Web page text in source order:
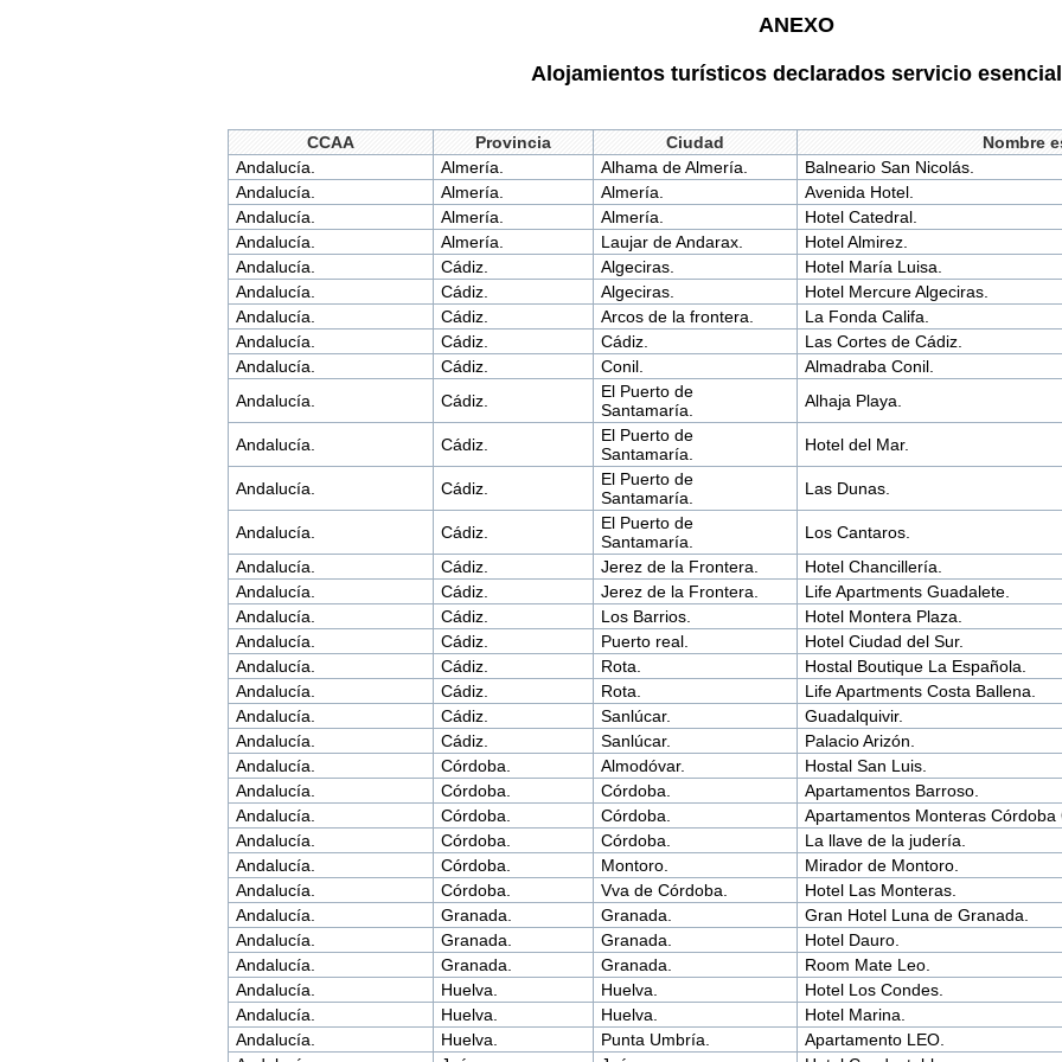
ANEXO
Alojamientos turísticos declarados servicio esencial
CCAA Provincia Ciudad
Nombre
Andalucía.
Almería. Alhama de Almería.
Balneario San Nicolás.
Andalucía.
Almería. Almería.
Avenida Hotel.
Andalucía.
Almería. Almería.
Hotel Catedral.
Andalucía.
Almería. Laujar de Andarax.
Hotel Almirez.
Andalucía.
Cádiz. Algeciras.
Hotel María Luisa.
Andalucía.
Cádiz. Algeciras.
Hotel Mercure Algeciras.
Andalucía.
Cádiz. Arcos de la frontera.
La Fonda Califa.
Andalucía.
Cádiz. Cádiz.
Las Cortes de Cádiz.
Andalucía.
Cádiz. Conil.
Almadraba Conil.
Andalucía.
Cádiz.
El Puerto de
Santamaría.
Alhaja Playa.
Andalucía. Cádiz.
El Puerto de
Santamaría.
Hotel del Mar.
Andalucía. Cádiz.
El Puerto de
Santamaría.
Las Dunas.
Andalucía. Cádiz.
El Puerto de
Santamaría.
Los Cantaros.
Andalucía.
Cádiz. Jerez de la Frontera.
Hotel Chancillería.
Andalucía.
Cádiz. Jerez de la Frontera.
Life Apartments Guadalete.
Andalucía.
Cádiz. Los Barrios.
Hotel Montera Plaza.
Andalucía.
Cádiz. Puerto real.
Hotel Ciudad del Sur.
Andalucía.
Cádiz. Rota.
Hostal Boutique La Española.
Andalucía.
Cádiz. Rota.
Life Apartments Costa Ballena.
Andalucía.
Cádiz. Sanlúcar.
Guadalquivir.
Andalucía.
Cádiz. Sanlúcar.
Palacio Arizón.
Andalucía.
Córdoba. Almodóvar.
Hostal San Luis.
Andalucía.
Córdoba. Córdoba.
Apartamentos Barroso.
Andalucía.
Córdoba. Córdoba.
Apartamentos Monteras Córdoba
Andalucía.
Córdoba. Córdoba.
La llave de la judería.
Andalucía.
Córdoba. Montoro.
Mirador de Montoro.
Andalucía.
Córdoba. Vva de Córdoba.
Hotel Las Monteras.
Andalucía.
Granada. Granada.
Gran Hotel Luna de Granada.
Andalucía.
Granada. Granada.
Hotel Dauro.
Andalucía.
Granada. Granada.
Room Mate Leo.
Andalucía.
Huelva. Huelva.
Hotel Los Condes.
Andalucía.
Huelva. Huelva.
Hotel Marina.
Andalucía.
Huelva. Punta Umbría.
Apartamento LEO.